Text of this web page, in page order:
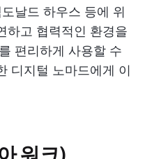
날드 하우스 등에 위
하고 협력적인 환경을
편리하게 사용할 수
디지털 노마드에게 이
워크)